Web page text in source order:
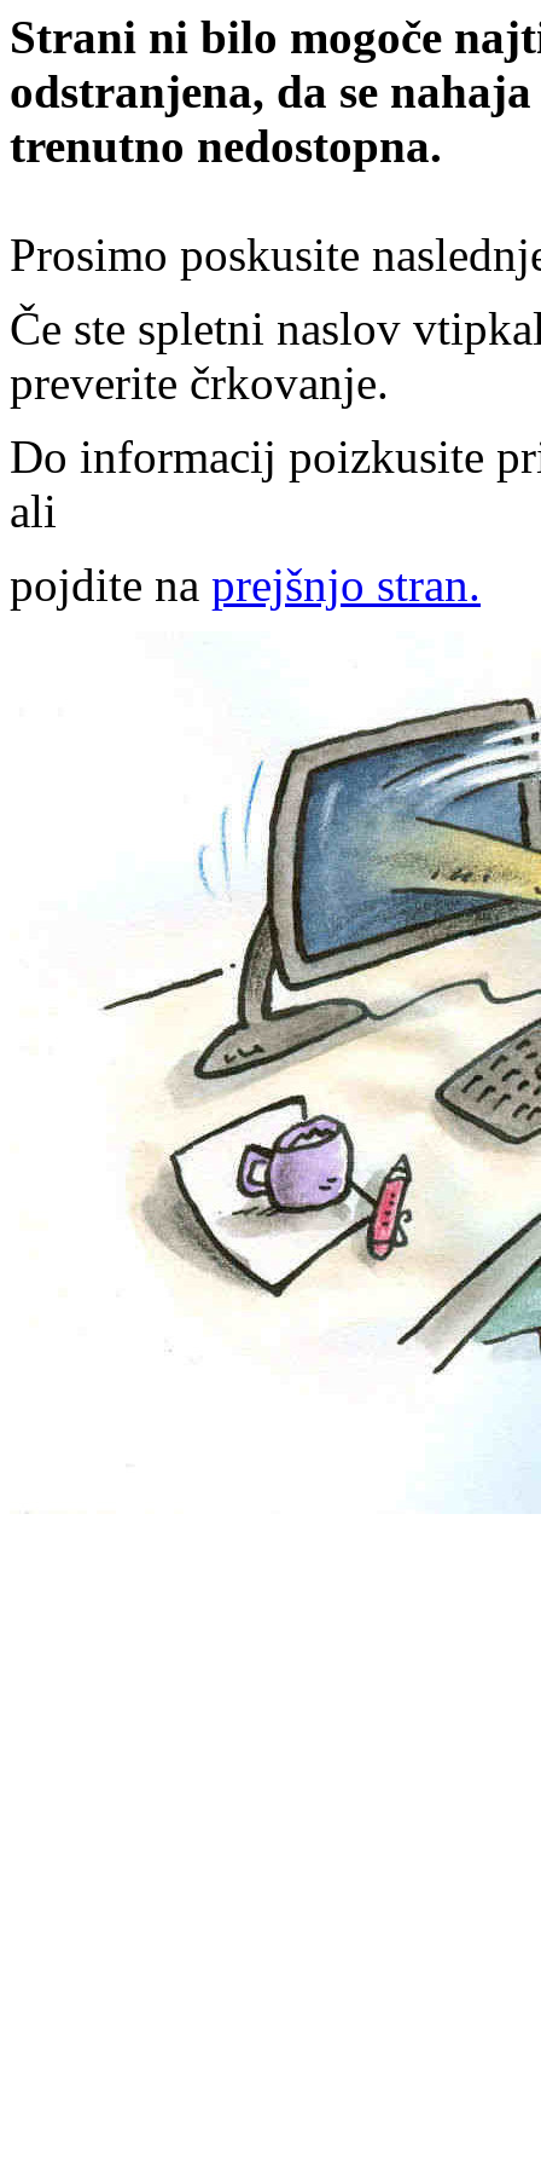
Strani ni bilo mogoče
odstranjena, da se
trenutno nedostopna.
Prosimo poskusite
Če ste spletni naslov
preverite črkovanje.
Do informacij poizkusite
ali
pojdite na prejšnjo stran.